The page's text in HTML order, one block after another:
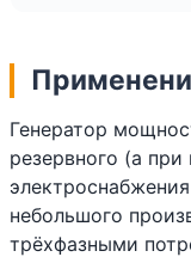
Генератор
резервного (а
небольшого
трёхфазными